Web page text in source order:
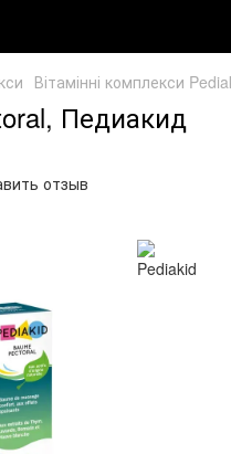
Вітамінні комплекси
Педиакид
отзыв